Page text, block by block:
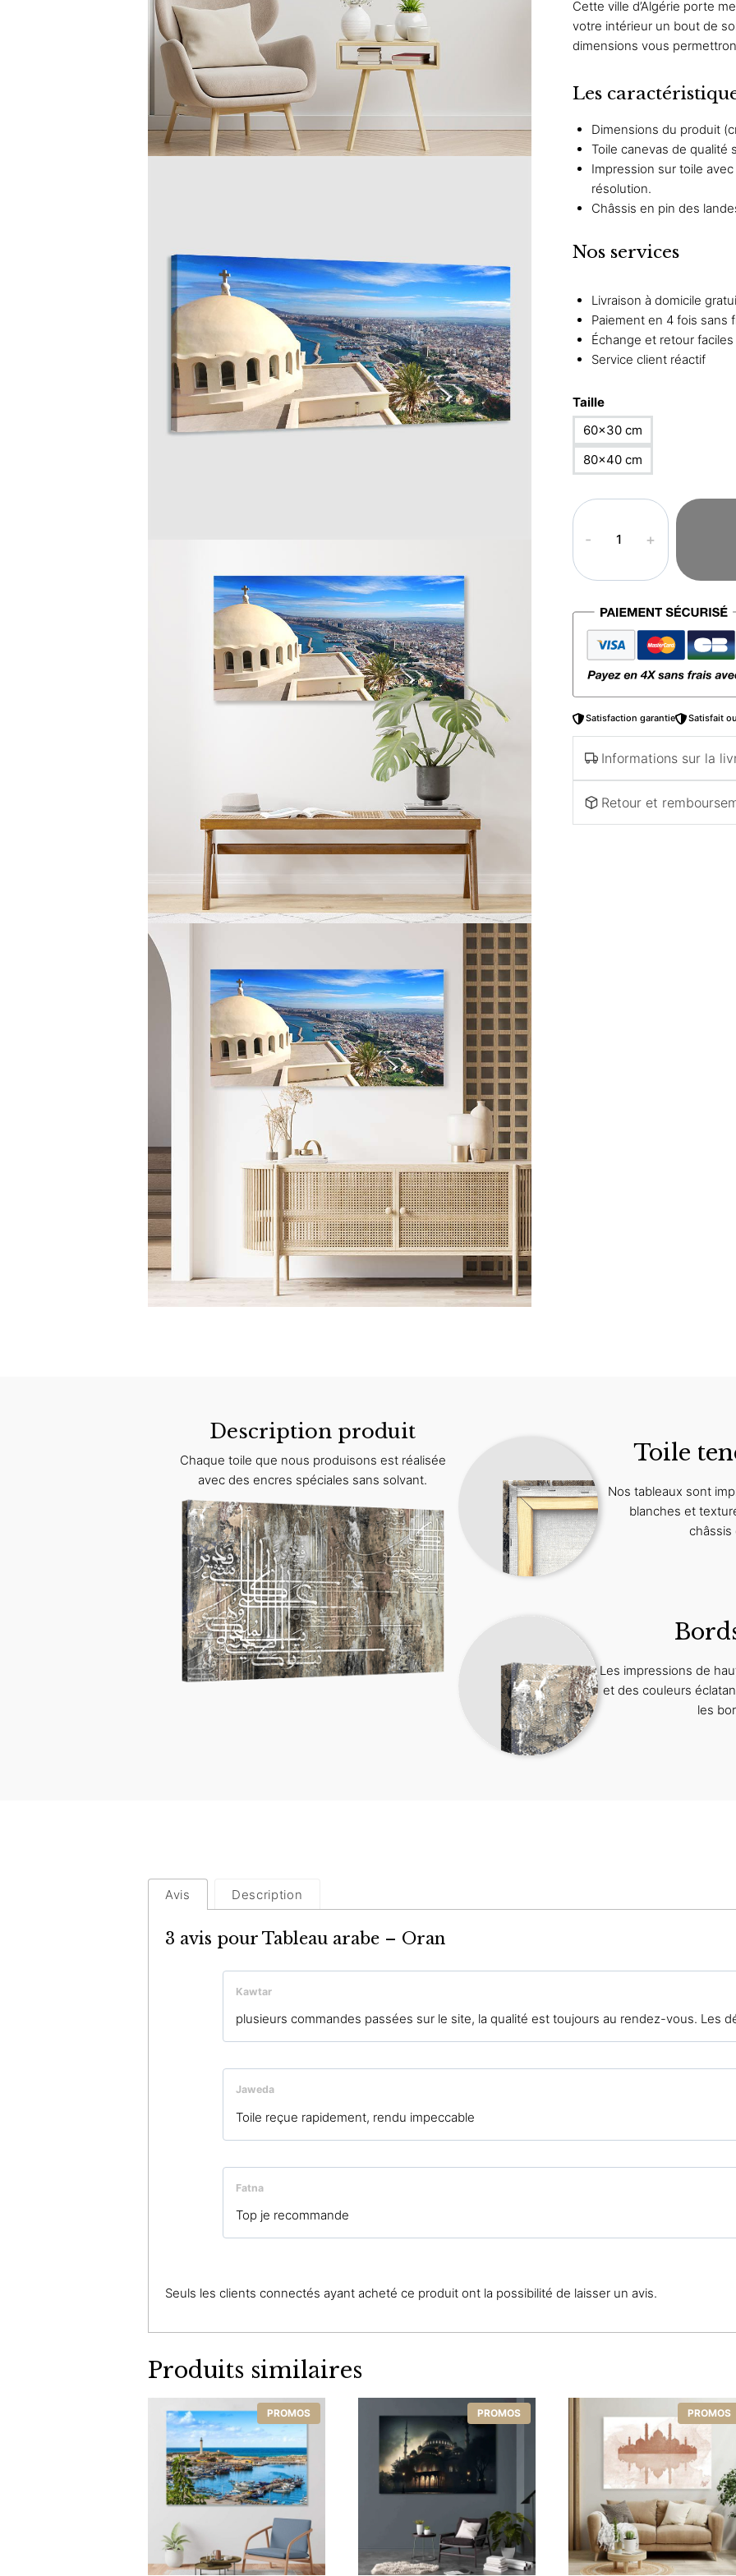
à
Cette ville d’Algérie porte
votre intérieur un bout de
dimensions vous
Les
Dimensions du produit
Toile canevas de qualité
Impression sur toile
résolution.
Châssis en pin des
Nos services
Livraison à domicile
Paiement en 4 fois sans
Échange et retour faciles
Service client réactif
Taille
60×30 cm
80×40 cm
quantité
arabe
Satisfaction garantie Satisfait
Informations sur la
Retour et
Description produit
Chaque toile que nous produisons est réalisée
avec des encres spéciales sans solvant.
Toile
Nos tableaux sont
blanches et
châssis
Les impressions de
et des couleurs
les
Avis Description
3 avis pour Tableau arabe – Oran
Kawtar
plusieurs commandes passées sur le site, la qualité est toujours au rendez-vous. Les
Jaweda
Toile reçue rapidement, rendu impeccable
Fatna
Top je recommande
Seuls les clients connectés ayant acheté ce produit ont la possibilité de laisser un avis.
Produits similaires
PROMOS PROMOS PROMOS